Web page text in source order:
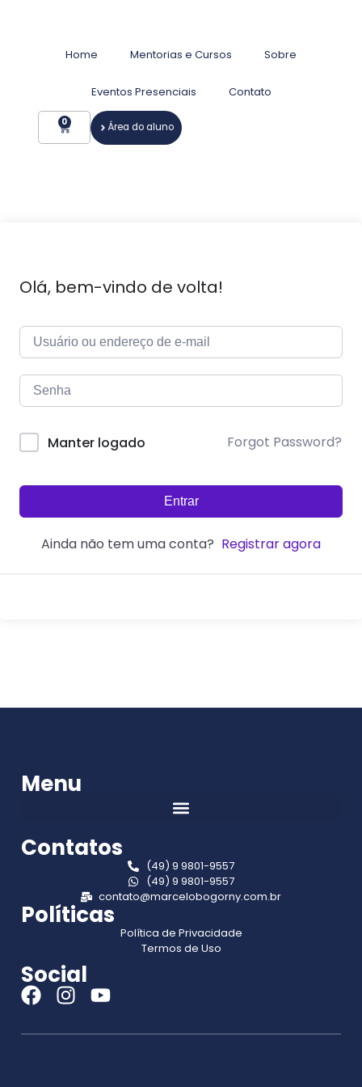
Home Mentorias e Cursos Sobre
Eventos Presenciais Contato
0 Área do aluno
Olá, bem-vindo de volta!
Manter logado Forgot Password?
Entrar
Ainda não tem uma conta? Registrar agora
Menu
Contatos
(49) 9 9801-9557
(49) 9 9801-9557
contato@marcelobogorny.com.br
Políticas
Política de Privacidade
Termos de Uso
Social